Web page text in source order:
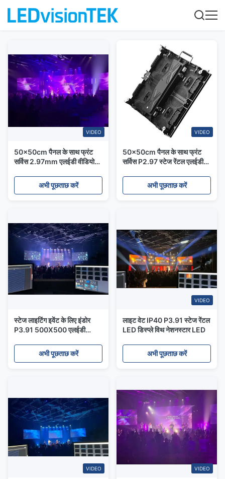
VIDEO
50x50cm पैनल के साथ फ्रंट
सर्विस 2.97mm एलईडी वीडियो
अभी पूछताछ करें
VIDEO
50x50cm पैनल के साथ फ्रंट
सर्विस P2.97 स्टेज रेंटल एलईडी
अभी पूछताछ करें
स्टेज लाइटिंग इवेंट के लिए इंडोर
P3.91 500X500 एलईडी
अभी पूछताछ करें
VIDEO
लाइट वेट IP40 P3.91 स्टेज रेंटल
LED डिस्प्ले विथ नेशनस्टार LED
अभी पूछताछ करें
VIDEO VIDEO